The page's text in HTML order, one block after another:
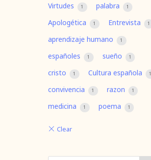
Virtudes 1 palabra 1
Apologética 1 Entrevista 1
aprendizaje humano 1
españoles 1 sueño 1
cristo 1 Cultura española 1
convivencia 1 razon 1
medicina 1 poema 1